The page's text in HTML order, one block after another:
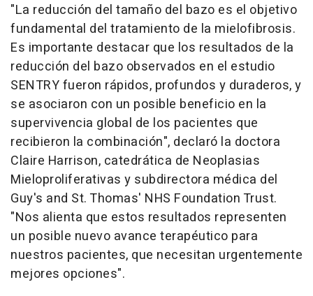
"La reducción del tamaño del bazo es el objetivo
fundamental del tratamiento de la mielofibrosis.
Es importante destacar que los resultados de la
reducción del bazo observados en el estudio
SENTRY fueron rápidos, profundos y duraderos, y
se asociaron con un posible beneficio en la
supervivencia global de los pacientes que
recibieron la combinación", declaró la doctora
Claire Harrison, catedrática de Neoplasias
Mieloproliferativas y subdirectora médica del
Guy's and St. Thomas' NHS Foundation Trust.
"Nos alienta que estos resultados representen
un posible nuevo avance terapéutico para
nuestros pacientes, que necesitan urgentemente
mejores opciones".